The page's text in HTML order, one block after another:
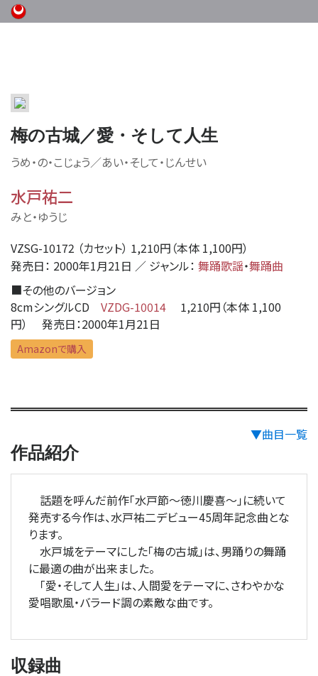
梅の古城／愛・そして人生
うめ・の・こじょう／あい・そして・じんせい
水戸祐二
みと・ゆうじ
VZSG-10172 （カセット） 1,210円（本体 1,100円）
発売日： 2000年1月21日 ／ ジャンル： 舞踊歌謡・舞踊曲
■その他のバージョン
8cmシングルCD VZDG-10014 1,210円（本体 1,100
円） 発売日：2000年1月21日
Amazonで購入
▼曲目一覧
作品紹介
話題を呼んだ前作「水戸節〜徳川慶喜〜」に続いて
発売する今作は、水戸祐二デビュー45周年記念曲とな
ります。
水戸城をテーマにした「梅の古城」は、男踊りの舞踊
に最適の曲が出来ました。
「愛・そして人生」は、人間愛をテーマに、さわやかな
愛唱歌風・バラード調の素敵な曲です。
収録曲